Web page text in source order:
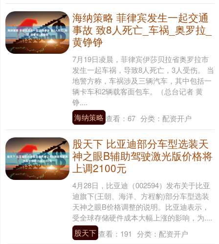
海纳策略 菲律宾发生一起交通
事故 致8人死亡_车祸_奥罗拉_
黄铮铮
7月19日凌晨，菲律宾伊莎贝拉省奥罗拉市
发生一起车祸，导致8人死亡，3人受伤。 当
地警方称，车祸涉及三辆汽车，其中包括一
辆卡车和2辆载客面包车。（总台记者 黄
铮....
海纳策略 查看： 67 分类： 配资开户
股天下 比亚迪部分车型选装天
神之眼B辅助驾驶激光版价格将
上调2100元
4月28日，比亚迪（002594）发布关于比亚
迪旗下(王朝、海洋、方程豹)部分车型选装
天神之眼B价格调整的说明。比亚迪表示，
受全球存储硬件成本大幅上涨的影响，为....
股天下查看： 191 分类： 配资开户